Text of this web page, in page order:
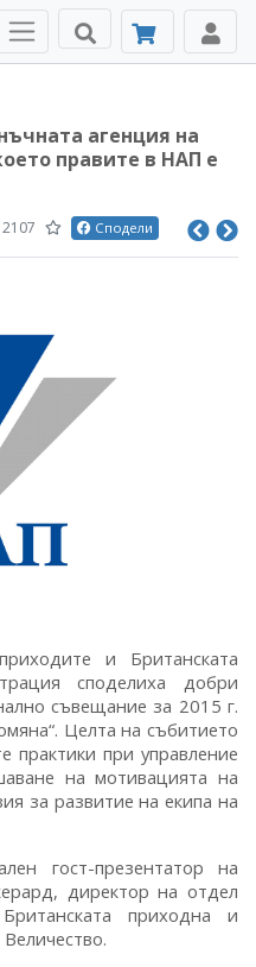
агенция на
правите в НАП е
2107 Сподели
и Британската
споделиха добри
съвещание за 2015 г.
Целта на събитието
практики при управление
на мотивацията на
за развитие на екипа на
гост-презентатор на
директор на отдел
приходна и